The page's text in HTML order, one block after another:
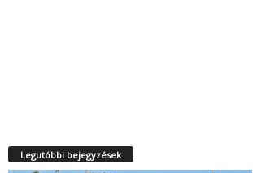
Legutóbbi bejegyzések